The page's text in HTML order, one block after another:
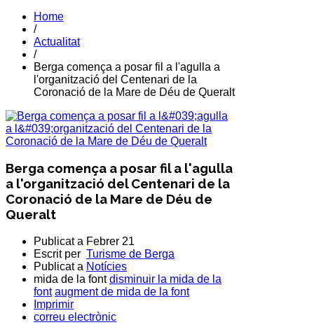
Home
/
Actualitat
/
Berga comença a posar fil a l'agulla a
l'organització del Centenari de la
Coronació de la Mare de Déu de Queralt
Berga comença a posar fil a l'agulla
a l'organització del Centenari de la
Coronació de la Mare de Déu de
Queralt
Publicat a Febrer 21
Escrit per Turisme de Berga
Publicat a Notícies
mida de la font disminuir la mida de la
font augment de mida de la font
Imprimir
correu electrònic